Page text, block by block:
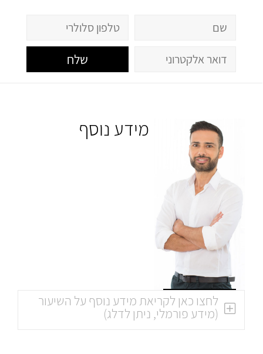
שלח
מידע נוסף
לחצו כאן לקריאת מידע נוסף על השיעור
(מידע פורמלי, ניתן לדלג)